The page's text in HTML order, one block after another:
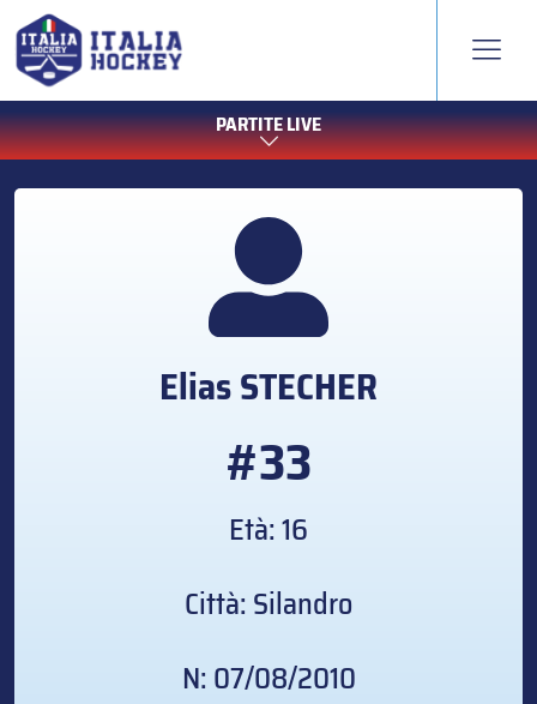
PARTITE LIVE
EliasSTECHER
#33
Età: 16
Città: Silandro
N: 07/08/2010